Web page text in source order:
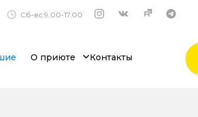
Сб-вс:9.00-17.00
О приюте Контакты